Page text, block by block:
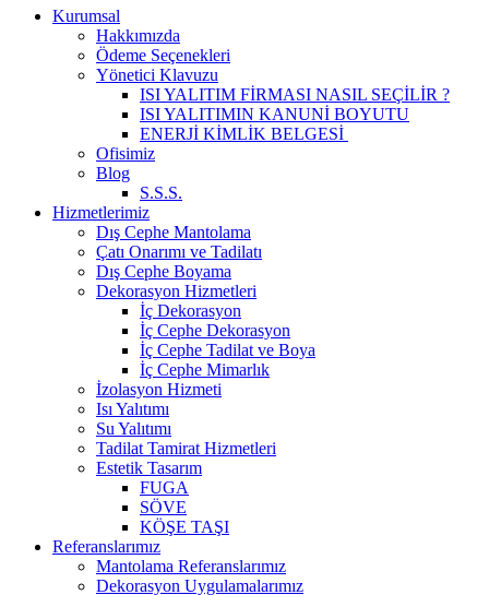
Kurumsal
Hakkımızda
Ödeme Seçenekleri
Yönetici Klavuzu
ISI YALITIM FİRMASI NASIL SEÇİLİR ?
ISI YALITIMIN KANUNİ BOYUTU
ENERJİ KİMLİK BELGESİ
Ofisimiz
Blog
S.S.S.
Hizmetlerimiz
Dış Cephe Mantolama
Çatı Onarımı ve Tadilatı
Dış Cephe Boyama
Dekorasyon Hizmetleri
İç Dekorasyon
İç Cephe Dekorasyon
İç Cephe Tadilat ve Boya
İç Cephe Mimarlık
İzolasyon Hizmeti
Isı Yalıtımı
Su Yalıtımı
Tadilat Tamirat Hizmetleri
Estetik Tasarım
FUGA
SÖVE
KÖŞE TAŞI
Referanslarımız
Mantolama Referanslarımız
Dekorasyon Uygulamalarımız